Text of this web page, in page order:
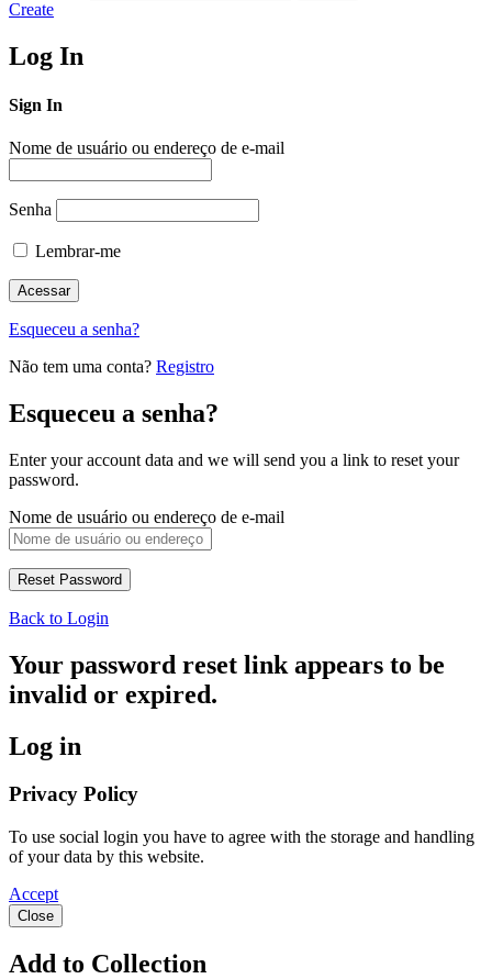
Create
Log In
Sign In
Nome de usuário ou endereço de e-mail
Senha
Lembrar-me
Esqueceu a senha?
Não tem uma conta? Registro
Esqueceu a senha?
Enter your account data and we will send you a link to reset your
password.
Nome de usuário ou endereço de e-mail
Back to Login
Your password reset link appears to be
invalid or expired.
Log in
Privacy Policy
To use social login you have to agree with the storage and handling
of your data by this website.
Accept
Close
Add to Collection